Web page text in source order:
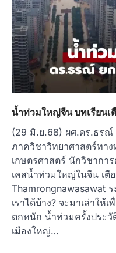
น้ำท่วมใหญ่จีน บทเรียนเ
(29 มิ.ย.68) ผศ.ดร.ธรณ์
ภาควิชาวิทยาศาสตร์ทา
เกษตรศาสตร์ นักวิชากา
เคสน้ำท่วมใหญ่ในจีน เตื
Thamrongnawasawat
เราได้บ้าง? จะมาเล่าใ
ตกหนัก น้ำท่วมครั้งประวั
เมืองใหญ่…